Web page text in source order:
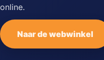
online.
Naar de webwinkel